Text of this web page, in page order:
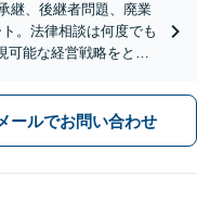
継、後継者問題、廃業
。法律相談は何度でも
可能な経営戦略をとも
ールでお問い合わせ